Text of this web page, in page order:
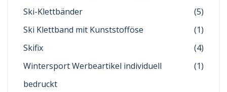
Ski-Klettbänder
(5)
Ski Klettband mit Kunststofföse
(1)
Skifix
(4)
Wintersport Werbeartikel individuell
bedruckt
(1)